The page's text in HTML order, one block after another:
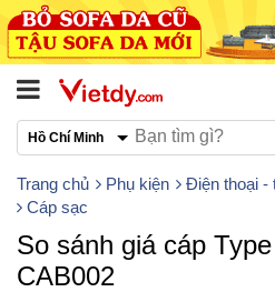
Hồ Chí Minh
Trang chủ Phụ kiện Điện thoại -
Cáp sạc
So sánh giá cáp
CAB002